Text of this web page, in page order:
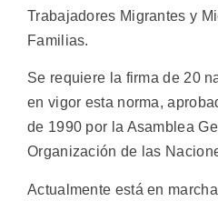
Trabajadores Migrantes y
Familias.
Se requiere la firma de 20
en vigor esta norma,
de 1990 por la Asamblea
Organización de las
Actualmente está en